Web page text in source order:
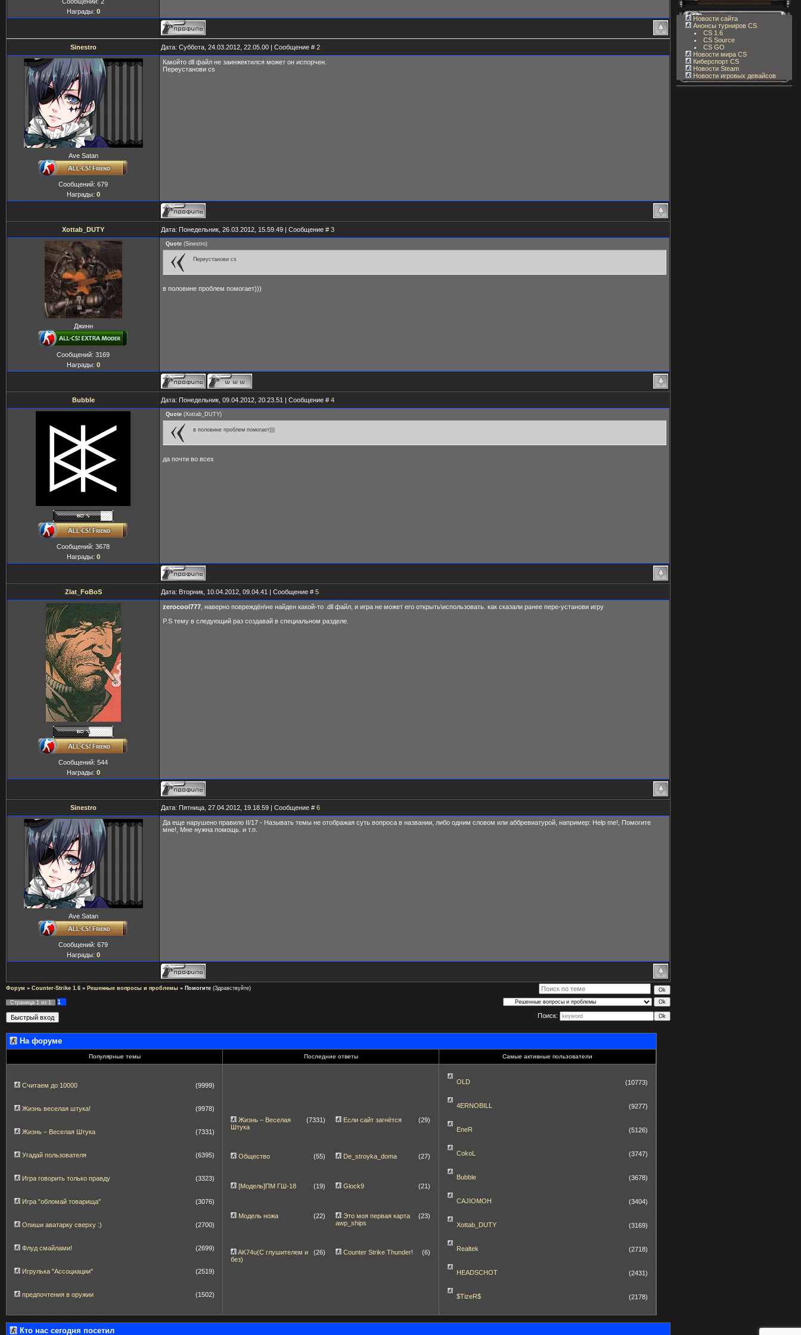
Награды: 0
Sinestro Дата: Суббота, 24.03.2012, 22.05.00 | Сообщение # 2
Ave Satan
Сообщений: 679
Награды: 0
Какойто dll файл не заинжектился может он испорчен.
Переустанови cs
Xottab_DUTY Дата: Понедельник, 26.03.2012, 15.59.49 | Сообщение # 3
Джинн
Сообщений: 3169
Награды: 0
Quote (Sinestro)
Переустанови cs
в половине проблем помогает)))
Bubble Дата: Понедельник, 09.04.2012, 20.23.51 | Сообщение # 4
Сообщений: 3678
Награды: 0
Quote (Xottab_DUTY)
в половине проблем помогает)))
да почти во всех
Zlat_FoBoS Дата: Вторник, 10.04.2012, 09.04.41 | Сообщение # 5
Сообщений: 544
Награды: 0
zerocool777 , наверно повреждён\не найден какой-то .dll файл, и игра не может его открыть\использовать. как сказали ранее пере-установи игру
P.S тему в следующий раз создавай в специальном разделе.
Sinestro Дата: Пятница, 27.04.2012, 19.18.59 | Сообщение # 6
Ave Satan
Сообщений: 679
Награды: 0
Да еще нарушено правило II/17 - Называть темы не отображая суть вопроса в названии, либо одним словом или аббревиатурой, например: Help me!, Помогите
мне!, Мне нужна помощь. и т.п.
Форум » Counter-Strike 1.6 » Решенные вопросы и проблемы » Помогите (Здравствуйте)
Страница 1 из 1
1
Поиск:
На форуме
Популярные темы Последние ответы Самые активные пользователи
Считаем до 10000 (9999)
Жизнь веселая штука! (9978)
Жизнь – Веселая Штука (7331)
Угадай пользователя (6395)
Игра говорить только правду (3323)
Игра "обломай товарища" (3076)
Опиши аватарку сверху :) (2700)
Флуд смайлами! (2699)
Игрулька "Ассоциации" (2519)
предпочтения в оружии (1502)
Жизнь – Веселая
Штука
(7331) Если сайт загнётся (29)
Общество (55) De_stroyka_doma (27)
[Модель]ПМ ГШ-18 (19) Glock9 (21)
Модель ножа (22)
Это моя первая карта
awp_ships
(23)
AK74u(С глушителем и
без)
(26) Counter Strike Thunder! (6)
OLD (10773)
4ERNOBILL (9277)
EneR (5126)
CokoL (3747)
Bubble (3678)
CAJIOMOH (3404)
Xottab_DUTY (3169)
Realtek (2718)
HEADSCHOT (2431)
$TizeR$ (2178)
Кто нас сегодня посетил
Новости сайта
Анонсы турниров CS
CS 1.6
CS Source
CS GO
Новости мира CS
Киберспорт CS
Новости Steam
Новости игровых девайсов